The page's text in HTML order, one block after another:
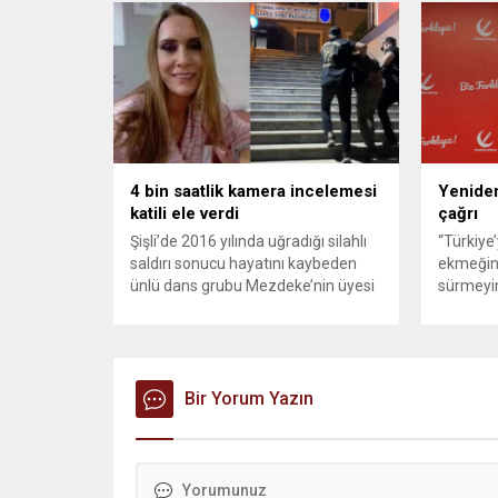
Çelik, Samsun’un İlkadım ilçesinde
çöpten kağıt toplayarak geçimini
sağlayan Serpil Hanım’a destek
oldu. Çelik, sokaklardaki
konteynerlerden kağıt topladı. Ünlü
şarkıcı Çelik, Samsun’un İlkadım
ilçesinde çöpten kağıt toplayarak...
askeri
karşılık
4 bin saatlik kamera incelemesi
katili ele verdi
Şişli’de 2016 yılında uğradığı silahlı
saldırı sonucu hayatını kaybeden
ünlü dans grubu Mezdeke’nin üyesi
ekipleri, cinayeti işlediğini itiraf eden
maktulün akrabası Bülent G. ile
azmettirici olduğu öne sürülen 2...
çağrı
önce
Bir Yorum Yazın